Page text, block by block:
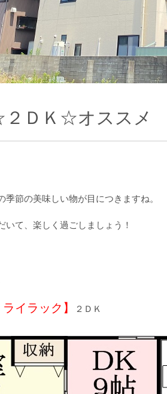
ＤＫ☆オススメ
節の美味しい物が目につきますね。
て、楽しく過ごしましょう！
ライラック】 ２ＤＫ